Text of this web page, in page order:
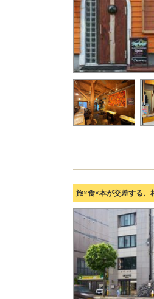
旅×食×本が交差する、